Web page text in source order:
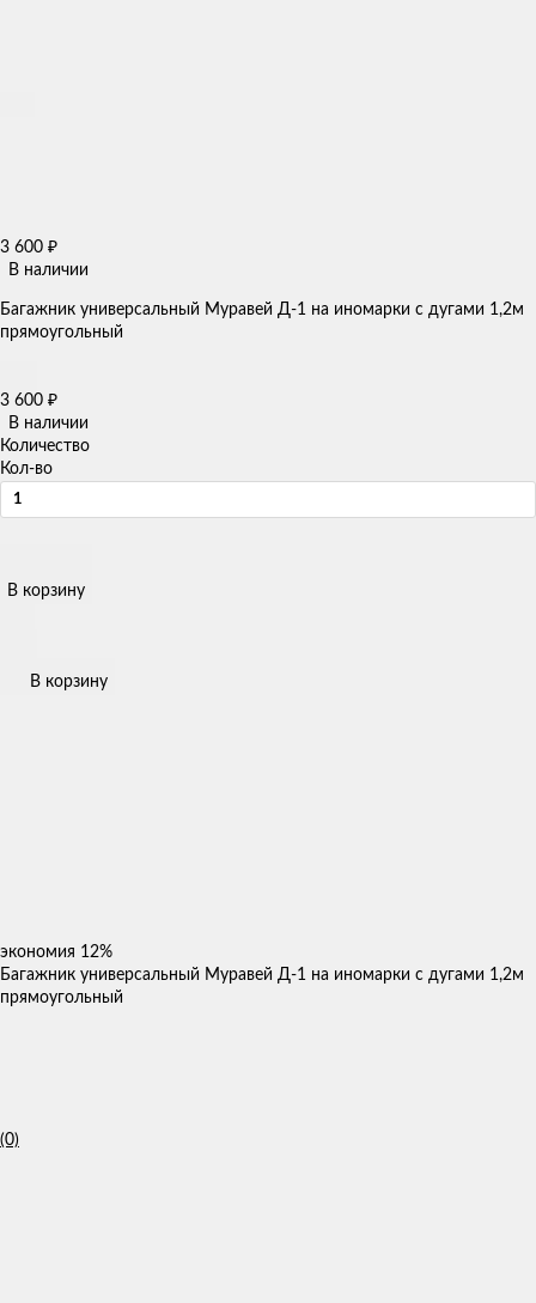
3 600 ₽
В наличии
Багажник универсальный Муравей Д-1 на иномарки с дугами 1,2м
прямоугольный
3 600 ₽
В наличии
Количество
Кол-во
В корзину
В корзину
экономия 12%
Багажник универсальный Муравей Д-1 на иномарки с дугами 1,2м
прямоугольный
(0)